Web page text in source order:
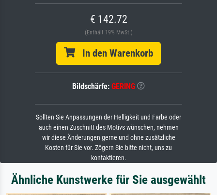
€ 142.72
(Enthält 19% MwSt.)
In den Warenkorb
Bildschärfe: GERING
Sollten Sie Anpassungen der Helligkeit und Farbe oder
auch einen Zuschnitt des Motivs wünschen, nehmen
wir diese Änderungen gerne und ohne zusätzliche
Kosten für Sie vor. Zögern Sie bitte nicht, uns zu
kontaktieren.
Ähnliche Kunstwerke für Sie ausgewählt